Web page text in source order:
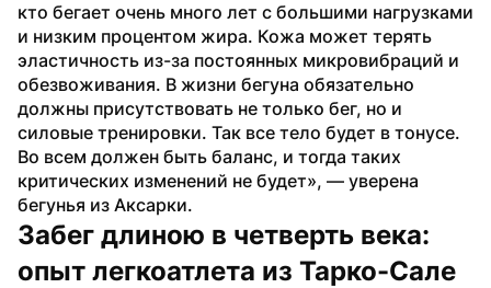
кто бегает очень много лет с большими нагрузками
и низким процентом жира. Кожа может терять
эластичность из-за постоянных микровибраций и
обезвоживания. В жизни бегуна обязательно
должны присутствовать не только бег, но и
силовые тренировки. Так все тело будет в тонусе.
Во всем должен быть баланс, и тогда таких
критических изменений не будет», — уверена
бегунья из Аксарки.
Забег длиною в четверть века:
опыт легкоатлета из Тарко-Сале